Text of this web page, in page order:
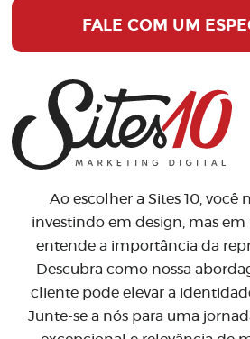
FALE COM UM
Ao escolher a Sites 10, você
investindo em design, mas
entende a importância da
Descubra como nossa
cliente pode elevar a
Junte-se a nós para uma